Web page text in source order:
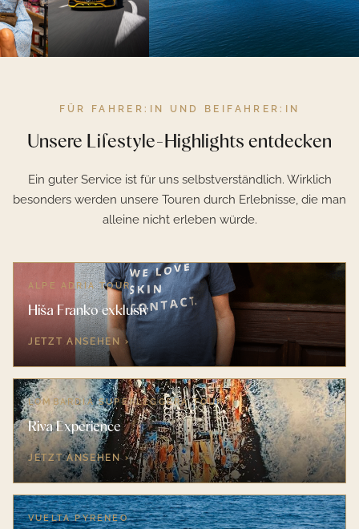
FÜR FAHRER:IN UND BEIFAHRER:IN
Unsere Lifestyle-Highlights entdecken
Ein guter Service ist für uns selbstverständlich. Wirklich
besonders werden unsere Touren durch Erlebnisse, die man
alleine nicht erleben würde.
ALPE ADRIA TOUR
Hiša Franko exklusiv
JETZT ANSEHEN ›
LOMBARDIA SUPERLEGGERA TOUR
Riva Experience
JETZT ANSEHEN ›
VUELTA PYRENEO